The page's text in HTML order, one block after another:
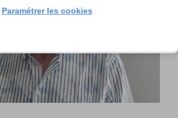
Paramétrer les cookies